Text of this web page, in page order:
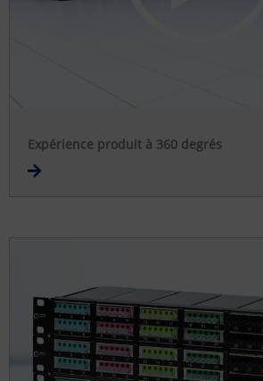
Expérience produit à 360 degrés